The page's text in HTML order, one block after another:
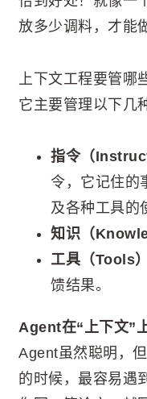
放多少调料，才能
上下文工程要管哪
它主要管理以下几
指令（
令，它记住的
及各种工具的
知识（
工具（Tools）
馈结果。
Agent在“上下文”
Agent虽然聪明，
的时候，最容易遇